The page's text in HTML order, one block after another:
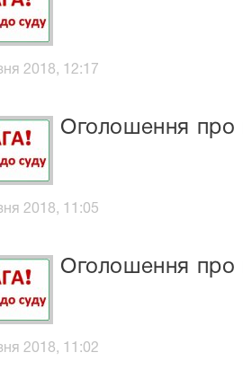
2018, 12:17
Оголошення про
2018, 11:05
Оголошення про
2018, 11:02